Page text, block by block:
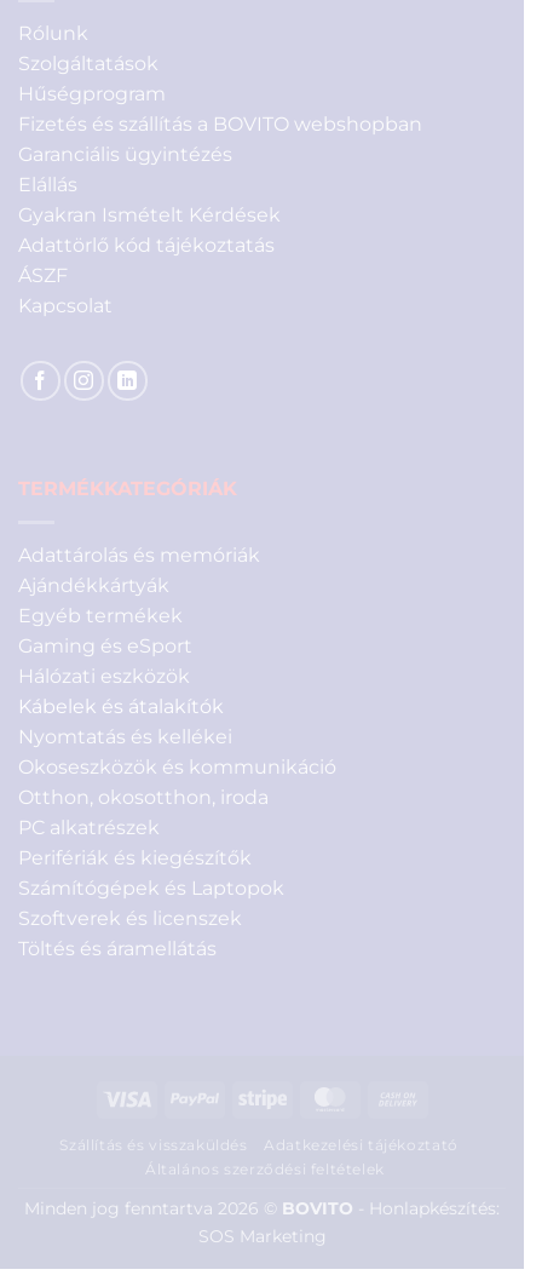
Rólunk
Szolgáltatások
Hűségprogram
Fizetés és szállítás a BOVITO webshopban
Garanciális ügyintézés
Elállás
Gyakran Ismételt Kérdések
Adattörlő kód tájékoztatás
ÁSZF
Kapcsolat
TERMÉKKATEGÓRIÁK
Adattárolás és memóriák
Ajándékkártyák
Egyéb termékek
Gaming és eSport
Hálózati eszközök
Kábelek és átalakítók
Nyomtatás és kellékei
Okoseszközök és kommunikáció
Otthon, okosotthon, iroda
PC alkatrészek
Perifériák és kiegészítők
Számítógépek és Laptopok
Szoftverek és licenszek
Töltés és áramellátás
Visa PayPal Stripe MasterCard
Delivery
Szállítás és visszaküldés
Adatkezelési tájékoztató
Általános szerződési feltételek
Minden jog fenntartva 2026 © BOVITO - Honlapkészítés:
SOS Marketing